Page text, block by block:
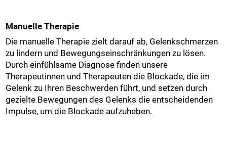
Manuelle Therapie
Die manuelle Therapie zielt darauf ab, Gelenkschmerzen
zu lindern und Bewegungseinschränkungen zu lösen.
Durch einfühlsame Diagnose finden unsere
Therapeutinnen und Therapeuten die Blockade, die im
Gelenk zu Ihren Beschwerden führt, und setzen durch
gezielte Bewegungen des Gelenks die entscheidenden
Impulse, um die Blockade aufzuheben.